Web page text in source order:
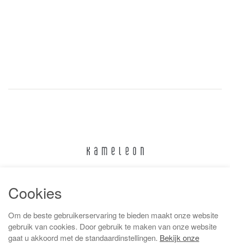
Algemene voorwaarden
Cookies
Om de beste gebruikerservaring te bieden maakt onze website
gebruik van cookies. Door gebruik te maken van onze website
gaat u akkoord met de standaardinstellingen. Bekijk onze